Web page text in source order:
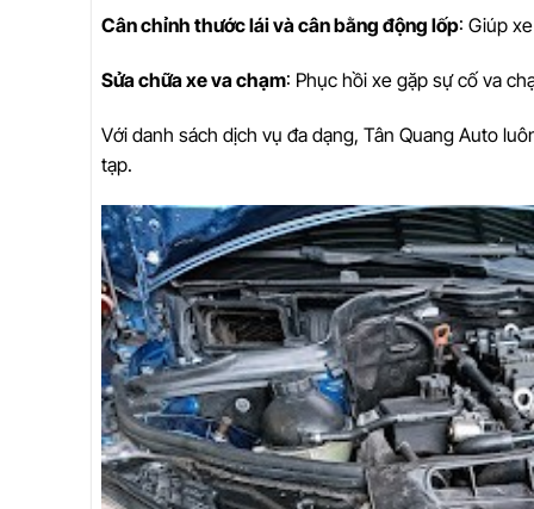
Cân chỉnh thước lái và cân bằng động lốp: Giúp
Sửa chữa xe va chạm: Phục hồi xe gặp sự cố va
Với danh sách dịch vụ đa dạng, Tân Quang Auto
tạp.